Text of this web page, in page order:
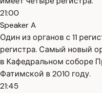
21:00
Speaker A
Один из органов с 11
регистра. Самый новый
в Кафедральном соборе
Фатимской в 2010 году.
21:45